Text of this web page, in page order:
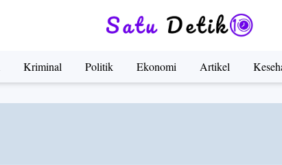
Kriminal Politik Ekonomi Artikel